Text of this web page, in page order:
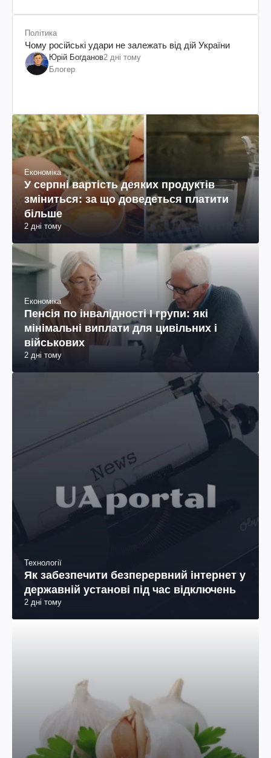
Політика
Чому російські удари не залежать від дій України
Юрій Богданов2 дні тому
Блогер
Економіка
У серпні вартість деяких продуктів
зміниться: за що доведеться платити
більше
2 дні тому
Економіка
Пенсія по інвалідності I групи: які
мінімальні виплати для цивільних і
військових
2 дні тому
Технології
Як забезпечити безперервний інтернет у
державній установі під час відключень
2 дні тому